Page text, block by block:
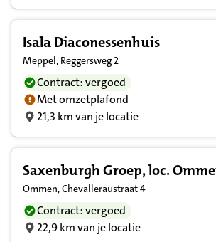
Isala Diaconessenhuis
Meppel, Reggersweg 2
Contract: vergoed
Met omzetplafond
21,3 km van je locatie
Saxenburgh Groep, loc.
Ommen, Chevalleraustraat 4
Contract: vergoed
22,9 km van je locatie